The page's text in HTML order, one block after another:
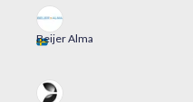
Beijer Alma